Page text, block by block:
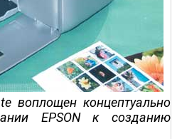
воплощен концептуально
EPSON к созданию